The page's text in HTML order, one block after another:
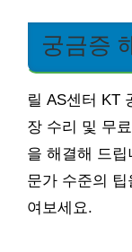
궁금증
릴 AS센터 KT
장 수리 및 무
을 해결해 드
문가 수준의
여보세요.